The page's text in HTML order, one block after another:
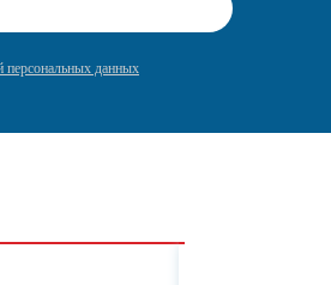
персональных данных